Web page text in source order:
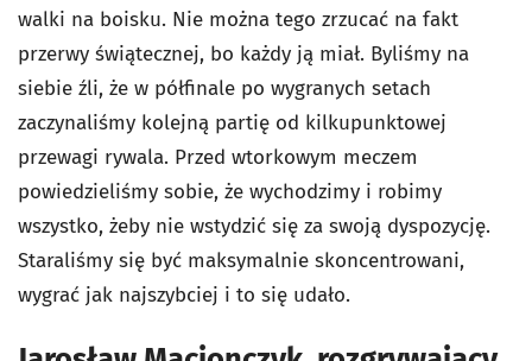
walki na boisku. Nie można tego zrzucać na fakt
przerwy świątecznej, bo każdy ją miał. Byliśmy na
siebie źli, że w półfinale po wygranych setach
zaczynaliśmy kolejną partię od kilkupunktowej
przewagi rywala. Przed wtorkowym meczem
powiedzieliśmy sobie, że wychodzimy i robimy
wszystko, żeby nie wstydzić się za swoją dyspozycję.
Staraliśmy się być maksymalnie skoncentrowani,
wygrać jak najszybciej i to się udało.